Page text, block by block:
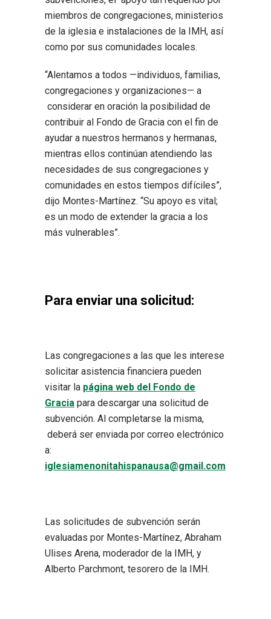
miembros de congregaciones, ministerios
de la iglesia e instalaciones de la IMH, así
como por sus comunidades locales.
“Alentamos a todos —individuos, familias,
congregaciones y organizaciones— a
considerar en oración la posibilidad de
contribuir al Fondo de Gracia con el fin de
ayudar a nuestros hermanos y hermanas,
mientras ellos continúan atendiendo las
necesidades de sus congregaciones y
comunidades en estos tiempos difíciles”,
dijo Montes-Martínez. “Su apoyo es vital;
es un modo de extender la gracia a los
más vulnerables”.
Para enviar una solicitud:
Las congregaciones a las que les interese
solicitar asistencia financiera pueden
visitar la página web del Fondo de
Gracia para descargar una solicitud de
subvención. Al completarse la misma,
deberá ser enviada por correo electrónico
a:
iglesiamenonitahispanausa@gmail.com.
Las solicitudes de subvención serán
evaluadas por Montes-Martínez, Abraham
Ulises Arena, moderador de la IMH, y
Alberto Parchmont, tesorero de la IMH.